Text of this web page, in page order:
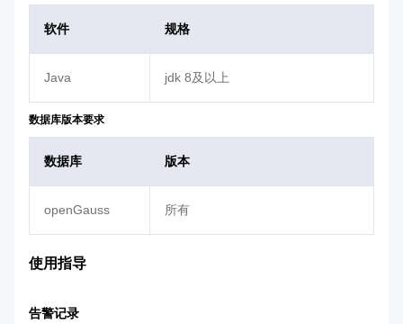
软件 规格
Java jdk 8及以上
数据库版本要求
数据库 版本
openGauss 所有
使用指导
告警记录